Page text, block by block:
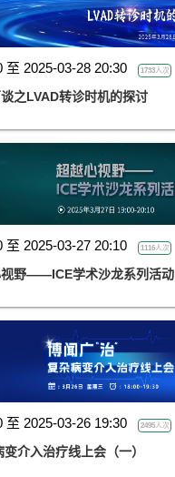
至 2025-03-28 20:30 1733人次
之LVAD转诊时机的探讨
至 2025-03-27 20:10 1116人次
视野——ICE学术沙龙系列活动
至 2025-03-26 19:30 2495人次
介入治疗线上会（一）